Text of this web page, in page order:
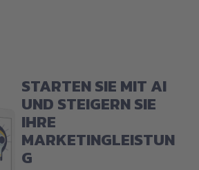
STARTEN SIE MIT AI
UND STEIGERN SIE
IHRE
MARKETINGLEISTUN
G